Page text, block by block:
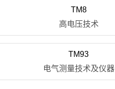
TM8
高电压技术
TM93
电气测量技术及仪器